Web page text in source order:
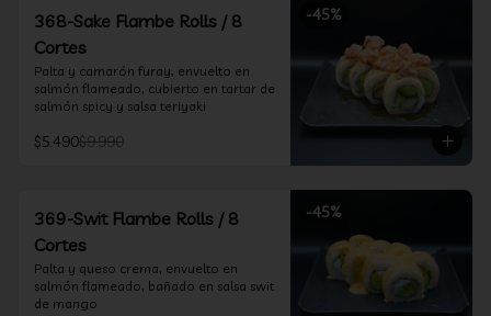
-45%
368-Sake Flambe Rolls / 8
Cortes
Palta y camarón furay, envuelto en
salmón flameado, cubierto en tartar de
salmón spicy y salsa teriyaki
$5.490$9.990
-45%
369-Swit Flambe Rolls / 8
Cortes
Palta y queso crema, envuelto en
salmón flameado, bañado en salsa swit
de mango